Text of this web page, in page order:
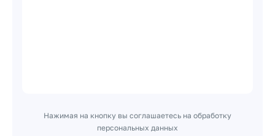
Нажимая на кнопку вы соглашаетесь на обработку
персональных данных